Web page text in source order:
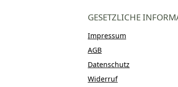
GESETZLICHE
Impressum
AGB
Datenschutz
Widerruf